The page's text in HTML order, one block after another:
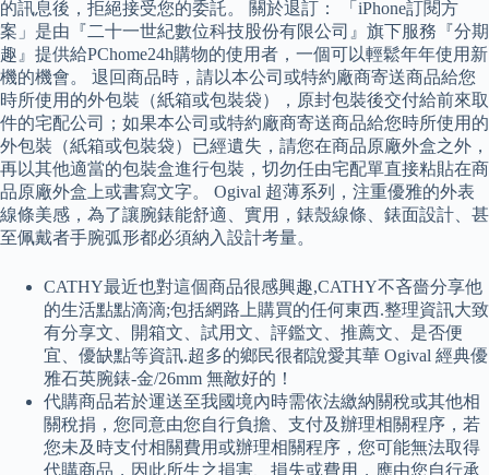
的訊息後，拒絕接受您的委託。 關於退訂： 「iPhone訂閱方
案」是由『二十一世紀數位科技股份有限公司』旗下服務『分期
趣』提供給PChome24h購物的使用者，一個可以輕鬆年年使用新
機的機會。 退回商品時，請以本公司或特約廠商寄送商品給您
時所使用的外包裝（紙箱或包裝袋），原封包裝後交付給前來取
件的宅配公司；如果本公司或特約廠商寄送商品給您時所使用的
外包裝（紙箱或包裝袋）已經遺失，請您在商品原廠外盒之外，
再以其他適當的包裝盒進行包裝，切勿任由宅配單直接粘貼在商
品原廠外盒上或書寫文字。 Ogival 超薄系列，注重優雅的外表
線條美感，為了讓腕錶能舒適、實用，錶殼線條、錶面設計、甚
至佩戴者手腕弧形都必須納入設計考量。
CATHY最近也對這個商品很感興趣,CATHY不吝嗇分享他
的生活點點滴滴;包括網路上購買的任何東西.整理資訊大致
有分享文、開箱文、試用文、評鑑文、推薦文、是否便
宜、優缺點等資訊.超多的鄉民很都說愛其華 Ogival 經典優
雅石英腕錶-金/26mm 無敵好的！
代購商品若於運送至我國境內時需依法繳納關稅或其他相
關稅捐，您同意由您自行負擔、支付及辦理相關程序，若
您未及時支付相關費用或辦理相關程序，您可能無法取得
代購商品，因此所生之損害、損失或費用，應由您自行承